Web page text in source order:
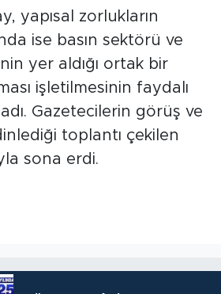
yapısal zorlukların
ise basın sektörü ve
yer aldığı ortak bir
işletilmesinin faydalı
Gazetecilerin görüş ve
toplantı çekilen
sona erdi.